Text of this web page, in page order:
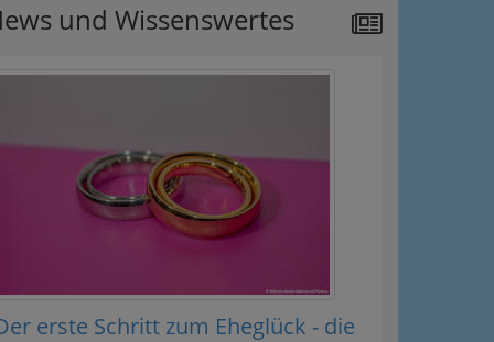
und Wissenswertes
erste Schritt zum Eheglück - die